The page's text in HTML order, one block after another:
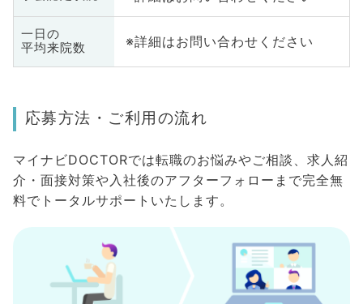
一日の
平均来院数
※詳細はお問い合わせください
応募方法・ご利用の流れ
マイナビDOCTORでは転職のお悩みやご相談、求人紹
介・面接対策や入社後のアフターフォローまで完全無
料でトータルサポートいたします。